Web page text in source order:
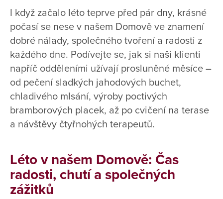
I když začalo léto teprve před pár dny, krásné
počasí se nese v našem Domově ve znamení
dobré nálady, společného tvoření a radosti z
každého dne. Podívejte se, jak si naši klienti
napříč odděleními užívají prosluněné měsíce –
od pečení sladkých jahodových buchet,
chladivého mlsání, výroby poctivých
bramborových placek, až po cvičení na terase
a návštěvy čtyřnohých terapeutů.
Léto v našem Domově: Čas
radosti, chutí a společných
zážitků